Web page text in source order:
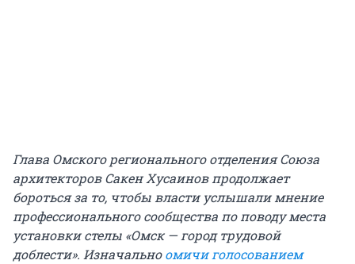
Глава Омского регионального отделения Союза
архитекторов Сакен Хусаинов продолжает
бороться за то, чтобы власти услышали мнение
профессионального сообщества по поводу места
установки стелы «Омск — город трудовой
доблести». Изначальноомичи голосованием